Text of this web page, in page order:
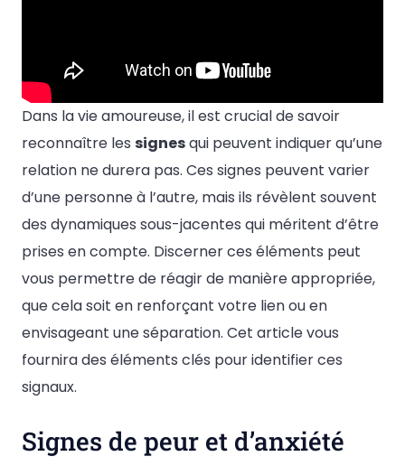
Dans la vie amoureuse, il est crucial de savoir
reconnaître les signesqui peuvent indiquer qu’une
relation ne durera pas. Ces signes peuvent varier
d’une personne à l’autre, mais ils révèlent souvent
des dynamiques sous-jacentes qui méritent d’être
prises en compte. Discerner ces éléments peut
vous permettre de réagir de manière appropriée,
que cela soit en renforçant votre lien ou en
envisageant une séparation. Cet article vous
fournira des éléments clés pour identifier ces
signaux.
Signes de peur et d’anxiété